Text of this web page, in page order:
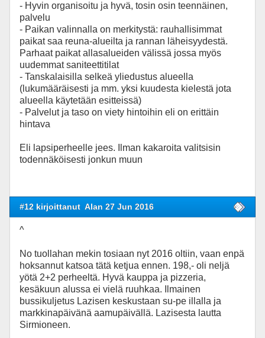
- Hyvin organisoitu ja hyvä, tosin osin teennäinen,
palvelu
- Paikan valinnalla on merkitystä: rauhallisimmat
paikat saa reuna-alueilta ja rannan läheisyydestä.
Parhaat paikat allasalueiden välissä jossa myös
uudemmat saniteettitilat
- Tanskalaisilla selkeä yliedustus alueella
(lukumääräisesti ja mm. yksi kuudesta kielestä jota
alueella käytetään esitteissä)
- Palvelut ja taso on viety hintoihin eli on erittäin
hintava
Eli lapsiperheelle jees. Ilman kakaroita valitsisin
todennäköisesti jonkun muun
#12 kirjoittanut Alan 27 Jun 2016
^
No tuollahan mekin tosiaan nyt 2016 oltiin, vaan enpä
hoksannut katsoa tätä ketjua ennen. 198,- oli neljä
yötä 2+2 perheeltä. Hyvä kauppa ja pizzeria,
kesäkuun alussa ei vielä ruuhkaa. Ilmainen
bussikuljetus Lazisen keskustaan su-pe illalla ja
markkinapäivänä aamupäivällä. Lazisesta lautta
Sirmioneen.